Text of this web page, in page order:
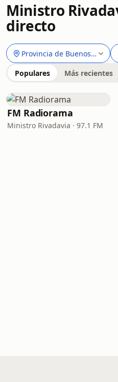
Ministro
directo
Provincia de Buenos Aires
Populares Más recientes
FM Radiorama
Ministro Rivadavia · 97.1 FM